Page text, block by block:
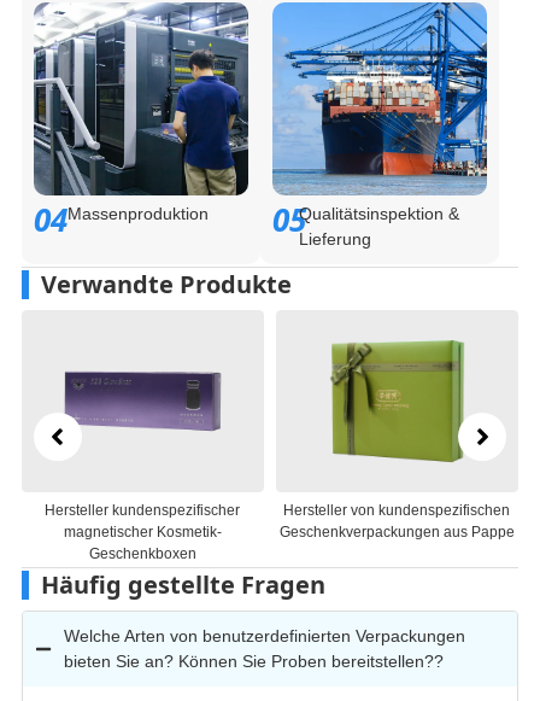
04Massenproduktion 05Qualitätsinspektion &
Lieferung
Verwandte Produkte
Hersteller kundenspezifischer
magnetischer Kosmetik-
Geschenkboxen
Hersteller von kundenspezifischen
Geschenkverpackungen aus Pappe
Häufig gestellte Fragen
Welche Arten von benutzerdefinierten Verpackungen
bieten Sie an? Können Sie Proben bereitstellen??